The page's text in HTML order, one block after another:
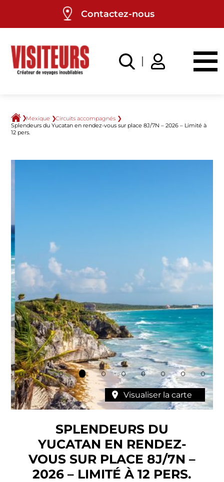
Contactez-nous
Mexique
Circuits accompagnés
Splendeurs du Yucatan en rendez-vous sur place 8J/7N – 2026 – Limité à
12 pers.
Visualiser la carte
SPLENDEURS DU
YUCATAN EN RENDEZ-
VOUS SUR PLACE 8J/7N –
2026 – LIMITÉ À 12 PERS.
Panneau de gestion des cookies